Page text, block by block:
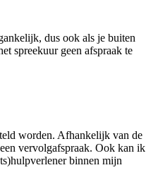
dus ook als je buiten
spreekuur geen afspraak te
worden. Afhankelijk van de
vervolgafspraak. Ook kan ik
binnen mijn